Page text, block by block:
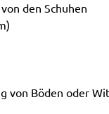
den Schuhen
von Böden oder